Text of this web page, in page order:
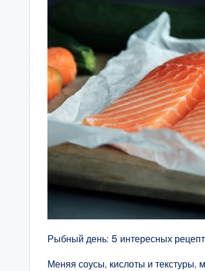
Рыбный день: 5 интересных
Меняя соусы, кислоты и текстуры,